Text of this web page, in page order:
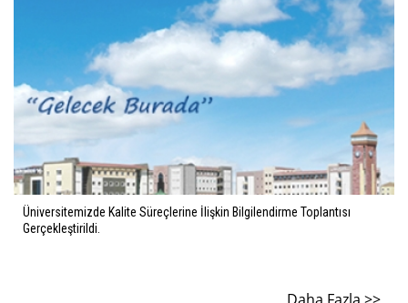
Üniversitemizde Kalite Süreçlerine İlişkin Bilgilendirme Toplantısı
Gerçekleştirildi.